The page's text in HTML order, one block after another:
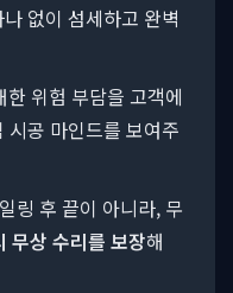
없이 섬세하고 완벽
한 위험 부담을 고객에
시공 마인드를 보여주
링 후 끝이 아니라, 무
무상 수리를 보장해